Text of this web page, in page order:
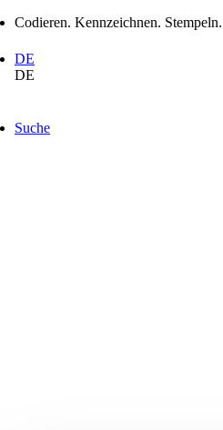
Codieren. Kennzeichnen.
DE
DE
Suche